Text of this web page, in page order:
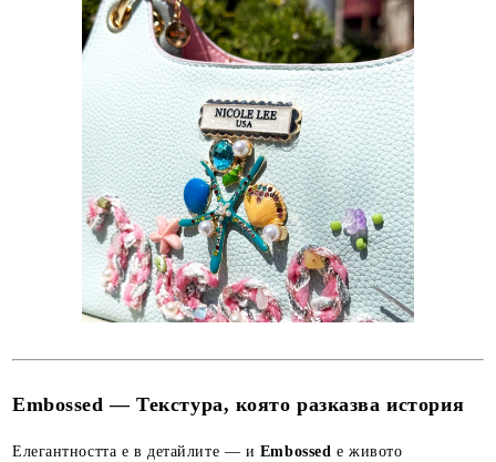
Embossed — Текстура, която разказва история
Елегантността е в детайлите — и Embossed е живото